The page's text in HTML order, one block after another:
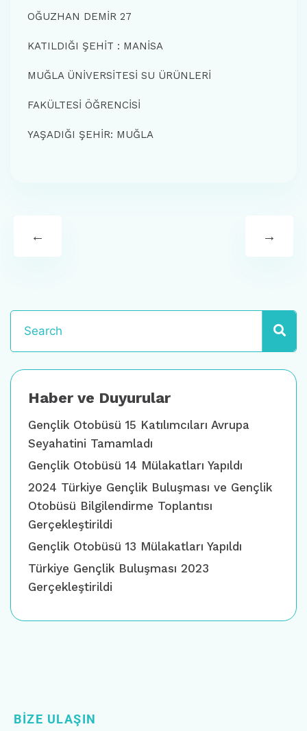
OĞUZHAN DEMİR 27
KATILDIĞI ŞEHİT : MANİSA
MUĞLA ÜNİVERSİTESİ SU ÜRÜNLERİ
FAKÜLTESİ ÖĞRENCİSİ
YAŞADIĞI ŞEHİR: MUĞLA
← →
Haber ve Duyurular
Gençlik Otobüsü 15 Katılımcıları Avrupa
Seyahatini Tamamladı
Gençlik Otobüsü 14 Mülakatları Yapıldı
2024 Türkiye Gençlik Buluşması ve Gençlik
Otobüsü Bilgilendirme Toplantısı
Gerçekleştirildi
Gençlik Otobüsü 13 Mülakatları Yapıldı
Türkiye Gençlik Buluşması 2023
Gerçekleştirildi
BIZE ULAŞIN